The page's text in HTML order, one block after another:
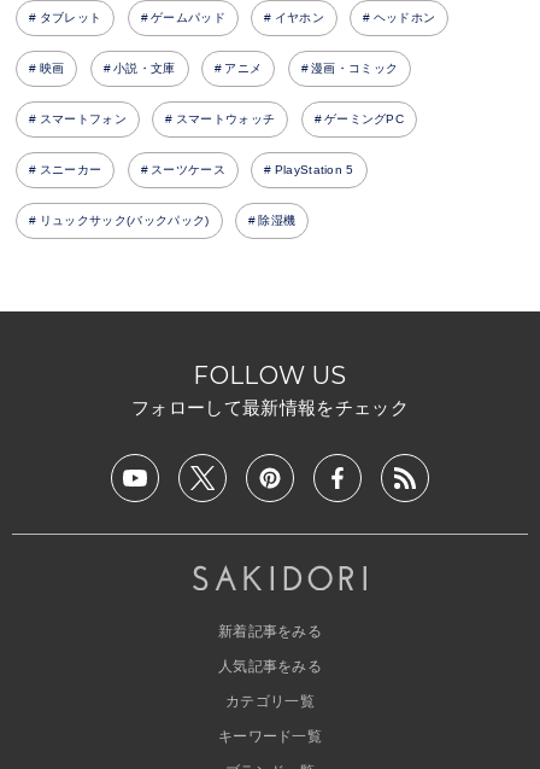
タブレット ゲームパッド イヤホン ヘッドホン
映画 小説・文庫 アニメ 漫画・コミック
スマートフォン スマートウォッチ ゲーミングPC
スニーカー スーツケース PlayStation 5
リュックサック(バックパック) 除湿機
FOLLOW US
フォローして最新情報をチェック
新着記事をみる
人気記事をみる
カテゴリ一覧
キーワード一覧